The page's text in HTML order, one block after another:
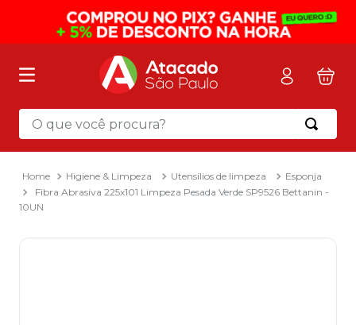
O que você procura?
Higiene & Limpeza Utensílios de limpeza
Esponja
Fibra Abrasiva 225x101 Limpeza Pesada Verde SP9526 Bettanin -
10UN
Termos mais buscados
mochila
2º sacola